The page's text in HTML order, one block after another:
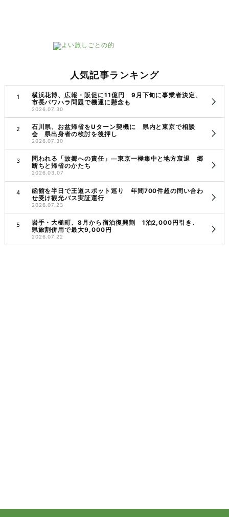
人気記事ランキング
横浜花博、広報・販促に11億円 9月下旬に事業者決定、
市長パワハラ問題で機運に懸念も
2026.07.30
石川県、お盆帰省をUターン契機に 県内と東京で相談
会 県出身者の検討を後押し
2026.07.30
問われる「故郷への責任」―東京一極集中と地方衰退 郷
断ちと帰省のかたち
2026.03.07
函館を半日で王道スポット巡り 年間700件超の問い合わ
せ受け観光バス実証運行
2026.07.23
岩手・大槌町、8月から宿泊復興割 1泊2,000円引き、
県旅割併用で最大9,000円
2026.07.22